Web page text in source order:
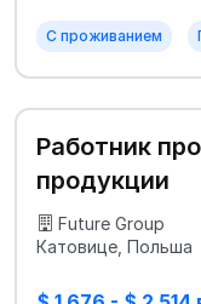
С проживанием
Работник
продукции
Future Group
Катовице, Польша